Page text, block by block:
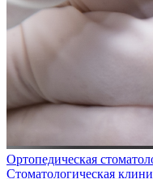
Ортопедическая
Стоматологическая